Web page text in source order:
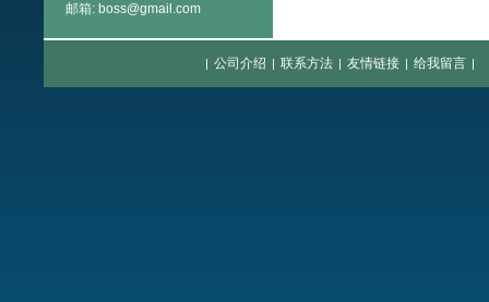
邮箱: boss@gmail.com
| 公司介绍 | 联系方法 | 友情链接 | 给我留言 |